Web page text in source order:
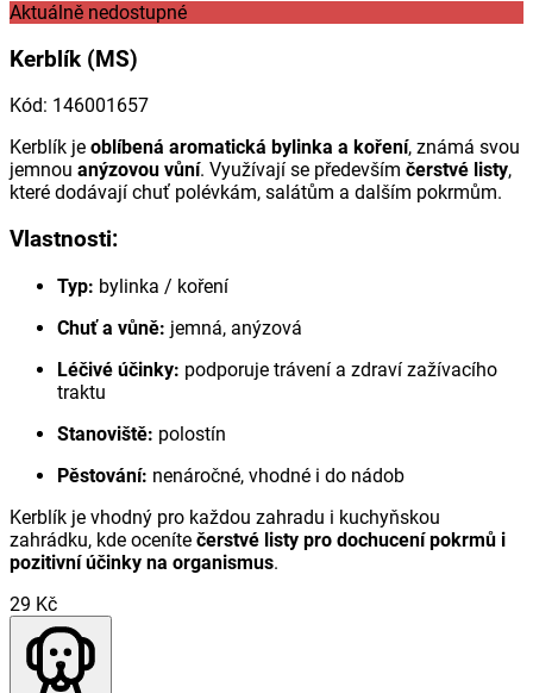
Aktuálně nedostupné
Kerblík (MS)
Kód: 146001657
Kerblík je oblíbená aromatická bylinka a koření, známá svou
jemnou anýzovou vůní. Využívají se především čerstvé listy,
které dodávají chuť polévkám, salátům a dalším pokrmům.
Vlastnosti:
Typ: bylinka / koření
Chuť a vůně: jemná, anýzová
Léčivé účinky: podporuje trávení a zdraví zažívacího
traktu
Stanoviště: polostín
Pěstování: nenáročné, vhodné i do nádob
Kerblík je vhodný pro každou zahradu i kuchyňskou
zahrádku, kde oceníte čerstvé listy pro dochucení pokrmů i
pozitivní účinky na organismus.
29 Kč